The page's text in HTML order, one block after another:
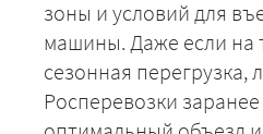
зоны и условий для
машины. Даже если на
сезонная перегрузка,
Росперевозки